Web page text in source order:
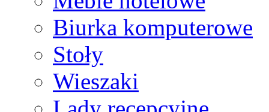
Biurka komputerowe
Stoły
Wieszaki